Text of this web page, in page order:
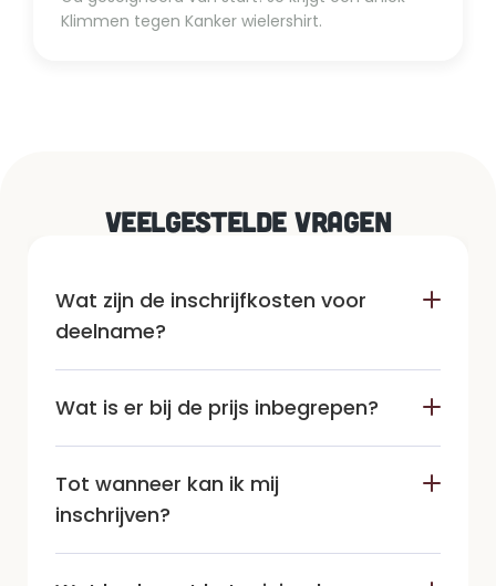
Klimmen tegen Kanker wielershirt.
VEELGESTELDE VRAGEN
Wat zijn de inschrijfkosten voor
deelname?
Wat is er bij de prijs inbegrepen?
Tot wanneer kan ik mij
inschrijven?